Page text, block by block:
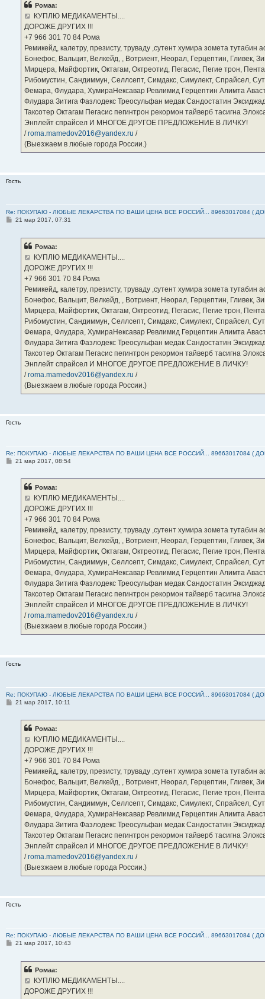
Ромаа:
КУПЛЮ МЕДИКАМЕНТЫ....
ДОРОЖЕ ДРУГИХ !!!
‪+7 966 301 70 84‬ Рома
Ремикейд, калетру, презисту, труваду ,сутент хумира зомета
Бонефос, Вальцит, Велкейд, , Вотриент, Неорал, Герцептин, Гливек,
Мирцера, Майфортик, Октагам, Октреотид, Пегасис, Пегие трон,
Рибомустин, Сандиммун, Селлсепт, Симдакс, Симулект, Спрайсел,
Фемара, Флудара, ХумираНексавар Ревлимид Герцептин Алимта
Флудара Зитига Фазлодекс Треосульфан медак Сандостатин
Таксотер Октагам Пегасис пегинтрон рекормон тайверб тасигна
Энплейт спрайсел И МНОГОЕ ДРУГОЕ ПРЕДЛОЖЕНИЕ В ЛИЧКУ!
/roma.mamedov2016@yandex.ru /
(Выезжаем в любые города России.)
Гость
Re: ПОКУПАЮ - ЛЮБЫЕ ЛЕКАРСТВА ПО ВАШИ ЦЕНА ВСЕ РОССИЙ... 89663017084 (
С21 мар 2017, 07:31
Ромаа:
КУПЛЮ МЕДИКАМЕНТЫ....
ДОРОЖЕ ДРУГИХ !!!
‪+7 966 301 70 84‬ Рома
Ремикейд, калетру, презисту, труваду ,сутент хумира зомета
Бонефос, Вальцит, Велкейд, , Вотриент, Неорал, Герцептин, Гливек,
Мирцера, Майфортик, Октагам, Октреотид, Пегасис, Пегие трон,
Рибомустин, Сандиммун, Селлсепт, Симдакс, Симулект, Спрайсел,
Фемара, Флудара, ХумираНексавар Ревлимид Герцептин Алимта
Флудара Зитига Фазлодекс Треосульфан медак Сандостатин
Таксотер Октагам Пегасис пегинтрон рекормон тайверб тасигна
Энплейт спрайсел И МНОГОЕ ДРУГОЕ ПРЕДЛОЖЕНИЕ В ЛИЧКУ!
/roma.mamedov2016@yandex.ru /
(Выезжаем в любые города России.)
Гость
Re: ПОКУПАЮ - ЛЮБЫЕ ЛЕКАРСТВА ПО ВАШИ ЦЕНА ВСЕ РОССИЙ... 89663017084 (
С21 мар 2017, 08:54
Ромаа:
КУПЛЮ МЕДИКАМЕНТЫ....
ДОРОЖЕ ДРУГИХ !!!
‪+7 966 301 70 84‬ Рома
Ремикейд, калетру, презисту, труваду ,сутент хумира зомета
Бонефос, Вальцит, Велкейд, , Вотриент, Неорал, Герцептин, Гливек,
Мирцера, Майфортик, Октагам, Октреотид, Пегасис, Пегие трон,
Рибомустин, Сандиммун, Селлсепт, Симдакс, Симулект, Спрайсел,
Фемара, Флудара, ХумираНексавар Ревлимид Герцептин Алимта
Флудара Зитига Фазлодекс Треосульфан медак Сандостатин
Таксотер Октагам Пегасис пегинтрон рекормон тайверб тасигна
Энплейт спрайсел И МНОГОЕ ДРУГОЕ ПРЕДЛОЖЕНИЕ В ЛИЧКУ!
/roma.mamedov2016@yandex.ru /
(Выезжаем в любые города России.)
Гость
Re: ПОКУПАЮ - ЛЮБЫЕ ЛЕКАРСТВА ПО ВАШИ ЦЕНА ВСЕ РОССИЙ... 89663017084 (
С21 мар 2017, 10:11
Ромаа:
КУПЛЮ МЕДИКАМЕНТЫ....
ДОРОЖЕ ДРУГИХ !!!
‪+7 966 301 70 84‬ Рома
Ремикейд, калетру, презисту, труваду ,сутент хумира зомета
Бонефос, Вальцит, Велкейд, , Вотриент, Неорал, Герцептин, Гливек,
Мирцера, Майфортик, Октагам, Октреотид, Пегасис, Пегие трон,
Рибомустин, Сандиммун, Селлсепт, Симдакс, Симулект, Спрайсел,
Фемара, Флудара, ХумираНексавар Ревлимид Герцептин Алимта
Флудара Зитига Фазлодекс Треосульфан медак Сандостатин
Таксотер Октагам Пегасис пегинтрон рекормон тайверб тасигна
Энплейт спрайсел И МНОГОЕ ДРУГОЕ ПРЕДЛОЖЕНИЕ В ЛИЧКУ!
/roma.mamedov2016@yandex.ru /
(Выезжаем в любые города России.)
Гость
Re: ПОКУПАЮ - ЛЮБЫЕ ЛЕКАРСТВА ПО ВАШИ ЦЕНА ВСЕ РОССИЙ... 89663017084 (
С21 мар 2017, 10:43
Ромаа:
КУПЛЮ МЕДИКАМЕНТЫ....
ДОРОЖЕ ДРУГИХ !!!